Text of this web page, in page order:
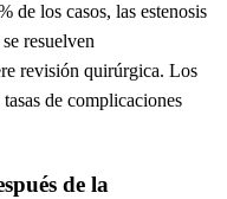
de los casos, las estenosis
resuelven
revisión quirúrgica. Los
de complicaciones
de la